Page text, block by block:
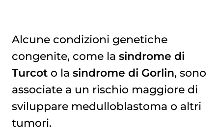
Alcune condizioni genetiche
congenite, come la sindrome di
Turcoto la sindrome di Gorlin, sono
associate a un rischio maggiore di
sviluppare medulloblastoma o altri
tumori.